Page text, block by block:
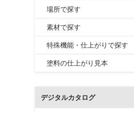
場所で探す
素材で探す
特殊機能・仕上がりで探す
塗料の仕上がり見本
デジタルカタログ